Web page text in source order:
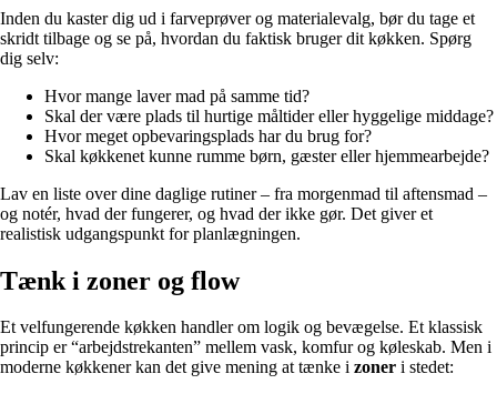
Inden du kaster dig ud i farveprøver og materialevalg, bør du tage et
skridt tilbage og se på, hvordan du faktisk bruger dit køkken. Spørg
dig selv:
Hvor mange laver mad på samme tid?
Skal der være plads til hurtige måltider eller hyggelige middage?
Hvor meget opbevaringsplads har du brug for?
Skal køkkenet kunne rumme børn, gæster eller hjemmearbejde?
Lav en liste over dine daglige rutiner – fra morgenmad til aftensmad –
og notér, hvad der fungerer, og hvad der ikke gør. Det giver et
realistisk udgangspunkt for planlægningen.
Tænk i zoner og flow
Et velfungerende køkken handler om logik og bevægelse. Et klassisk
princip er “arbejdstrekanten” mellem vask, komfur og køleskab. Men i
moderne køkkener kan det give mening at tænke i zoner i stedet: